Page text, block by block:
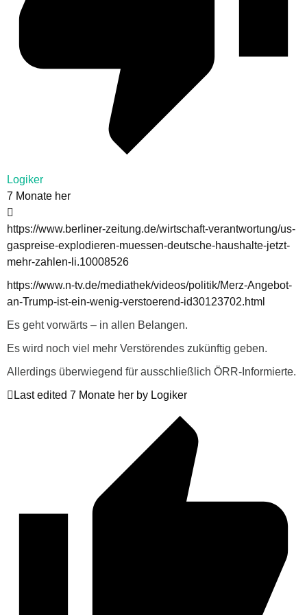
Logiker
7 Monate her
https://www.berliner-zeitung.de/wirtschaft-verantwortung/us-
gaspreise-explodieren-muessen-deutsche-haushalte-jetzt-
mehr-zahlen-li.10008526
https://www.n-tv.de/mediathek/videos/politik/Merz-Angebot-
an-Trump-ist-ein-wenig-verstoerend-id30123702.html
Es geht vorwärts – in allen Belangen.
Es wird noch viel mehr Verstörendes zukünftig geben.
Allerdings überwiegend für ausschließlich ÖRR-Informierte.
Last edited 7 Monate her by Logiker